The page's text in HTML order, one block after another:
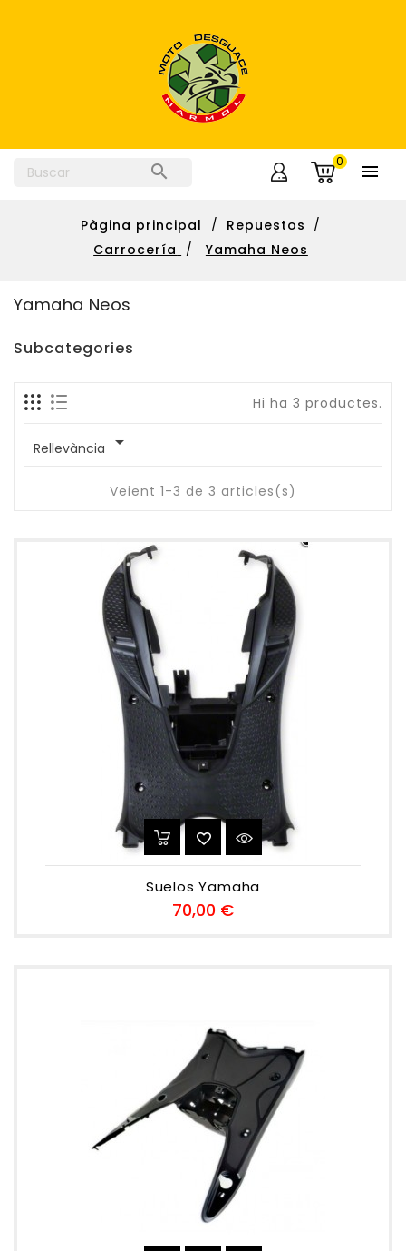
 
0
Pàgina principal
Repuestos
Carrocería
Yamaha Neos
Yamaha Neos
Subcategories
Hi ha 3 productes.
Rellevància 
Veient 1-3 de 3 articles(s)
Suelos Yamaha
70,00 €Preu